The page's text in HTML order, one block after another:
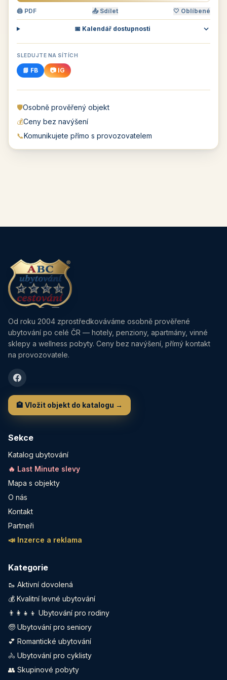
🖨 PDF 📤 Sdílet 🤍 Oblíbené
📅 Kalendář dostupnosti
SLEDUJTE NA SÍTÍCH
📘 FB 📷 IG
🛡️Osobně prověřený objekt
💰Ceny bez navýšení
📞Komunikujete přímo s provozovatelem
Od roku 2004 zprostředkováváme osobně prověřené
ubytování po celé ČR — hotely, penziony, apartmány, vinné
sklepy a wellness pobyty. Ceny bez navýšení, přímý kontakt
na provozovatele.
🏨 Vložit objekt do katalogu →
Sekce
Katalog ubytování
🔥 Last Minute slevy
Mapa s objekty
O nás
Kontakt
Partneři
📣 Inzerce a reklama
Kategorie
🥾 Aktivní dovolená
💰 Kvalitní levné ubytování
👨‍👩‍👧‍👦 Ubytování pro rodiny
🧓 Ubytování pro seniory
💕 Romantické ubytování
🚴 Ubytování pro cyklisty
👥 Skupinové pobyty